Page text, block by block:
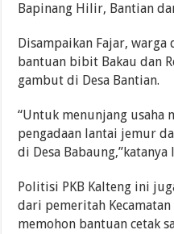
Bapinang Hilir, Bantian
Disampaikan Fajar,
bantuan bibit Bakau dan
gambut di Desa Bantian.
“Untuk menunjang usaha
pengadaan lantai jemur
di Desa Babaung,”katanya
Politisi PKB Kalteng ini
dari pemeritah
memohon bantuan cetak